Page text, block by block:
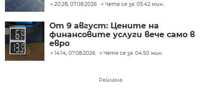
20:28, 07.08.2026 Чете се за: 05:42 мин.
От 9 август: Цените на
финансовите услуги вече само в
евро
14:14, 07.08.2026 Чете се за: 04:50 мин.
Реклама